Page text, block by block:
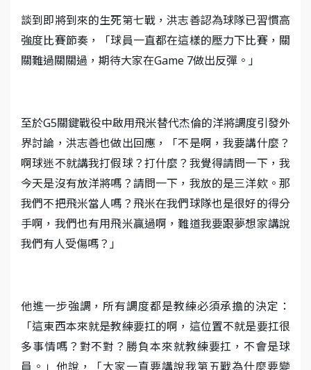
談到即將到來的生死第七戰，洪志善認為球隊已習慣高
強度比賽節奏，「球員一直都在這樣的壓力下比賽，關
關難過關關過，期待大家在Game 7做出反彈。」
至於G5關鍵戰役中啟用飛米替代杰倫的洋將調度引發外
界討論，洪志善也做出回應，「不是啊，我要講什麼？
啊球迷不就講我打假球？打什麼？我覺得請問一下，我
今天是沒有放洋將嗎？請問一下，我放的是三洋欸。那
我們不把飛米當人嗎？飛米在我們球隊也是很好的得分
手啊，我們也有用飛米贏過啊，難道我要跟夢想家講說
我們有人受傷嗎？」
他進一步強調，所有調度都是教練必須承擔的決定：
「這東西本來就是教練要扛的啊，這位置不就是要扛很
多事情嗎？對不對？勝負本來就教練要扛，不會是球
員。」他說，「大家一直要講說我第五戰為什麼要變